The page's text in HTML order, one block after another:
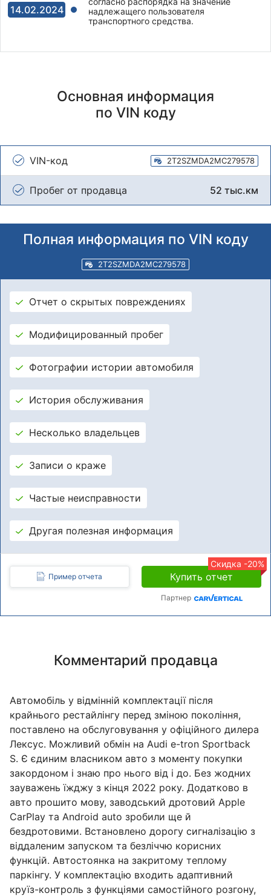
14.02.2024
надлежащего пользователя
транспортного средства.
Основная информация
по VIN коду
VIN-код 2T2SZMDA2MC279578
Пробег от продавца 52 тыс.км
Полная информация по VIN коду
2T2SZMDA2MC279578
Отчет о скрытых повреждениях
Модифицированный пробег
Фотографии истории автомобиля
История обслуживания
Несколько владельцев
Записи о краже
Частые неисправности
Другая полезная информация
Пример отчета
Скидка -20%
Купить отчет
Партнер
Комментарий продавца
Автомобіль у відмінній комплектації після
крайнього рестайлінгу перед зміною покоління,
поставлено на обслуговування у офіційного дилера
Лексус. Можливий обмін на Audi e-tron Sportback
S. Є єдиним власником авто з моменту покупки
закордоном і знаю про нього від і до. Без жодних
зауважень їжджу з кінця 2022 року. Додатково в
авто прошито мову, заводський дротовий Apple
CarPlay та Android auto зробили ще й
бездротовими. Встановлено дорогу сигналізацію з
віддаленим запуском та безліччю корисних
функцій. Автостоянка на закритому теплому
паркінгу. У комплектацію входить адаптивний
круїз-контроль з функціями самостійного розгону,